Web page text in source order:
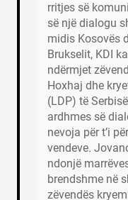
rritjes së
së një dialogu
midis Kosovës
Brukselit, KDI
ndërmjet
Hoxhaj dhe
(LDP) të
ardhmes së
nevoja për t’i
vendeve.
ndonjë
brendshme në
zëvendës